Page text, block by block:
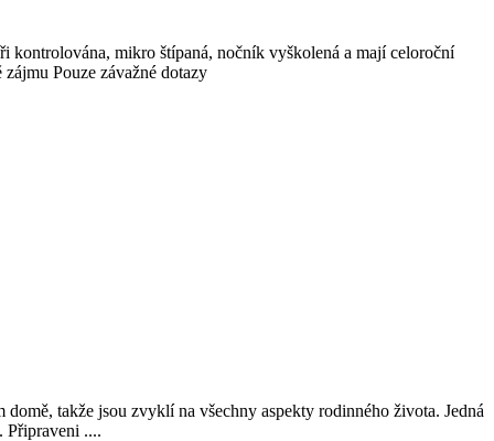
kontrolována, mikro štípaná, nočník vyškolená a mají celoroční
Pouze závažné dotazy
takže jsou zvyklí na všechny aspekty rodinného života. Jedná
Připraveni ....